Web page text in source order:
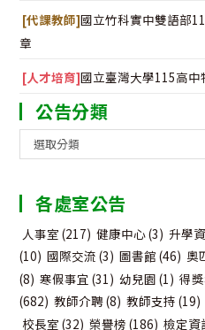
[代課教師]國立竹科實中雙語部
章
[人才培育]國立臺灣大學115高
公告分類
告
類
選取分類
各處室公告
人事室 (217) 健康中心(3) 升學
(10) 國際交流 (3) 圖書館 (46) 奧
(8) 寒假事宜 (31) 幼兒園 (1) 得
(682) 教師介聘(8) 教師支持 (19)
校長室 (32) 榮譽榜 (186) 檢定資